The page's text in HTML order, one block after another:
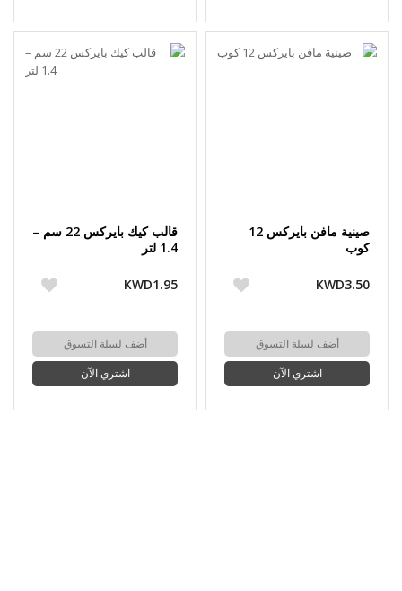
صينية مافن بايركس 12
كوب
KWD3.50
أضف لسلة التسوق
اشتري الآن
قالب كيك بايركس 22 سم –
1.4 لتر
KWD1.95
أضف لسلة التسوق
اشتري الآن